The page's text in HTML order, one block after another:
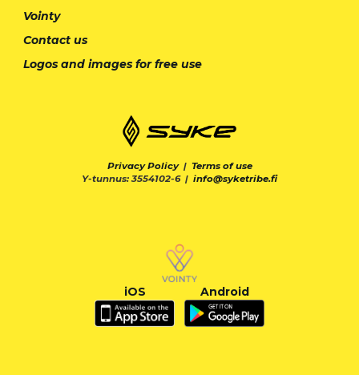
Vointy
Contact us
Logos and images for free use
Privacy Policy| Terms of use
Y-tunnus: 3554102-6 | info@syketribe.fi
iOS Android